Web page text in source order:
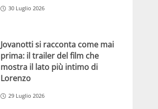
30 Luglio 2026
Jovanotti si racconta come mai
prima: il trailer del film che
mostra il lato più intimo di
Lorenzo
29 Luglio 2026